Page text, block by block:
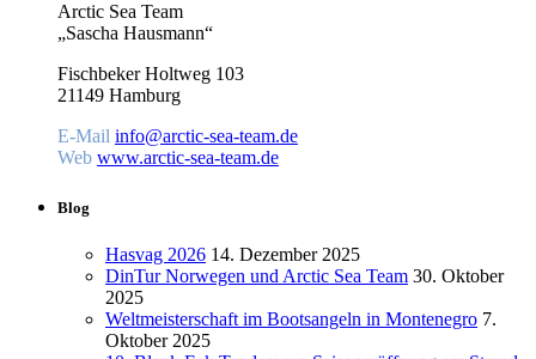
Arctic Sea Team
„Sascha Hausmann“
Fischbeker Holtweg 103
21149 Hamburg
E-Mail info@arctic-sea-team.de
Web www.arctic-sea-team.de
Blog
Hasvag 2026 14. Dezember 2025
DinTur Norwegen und Arctic Sea Team 30. Oktober
2025
Weltmeisterschaft im Bootsangeln in Montenegro 7.
Oktober 2025